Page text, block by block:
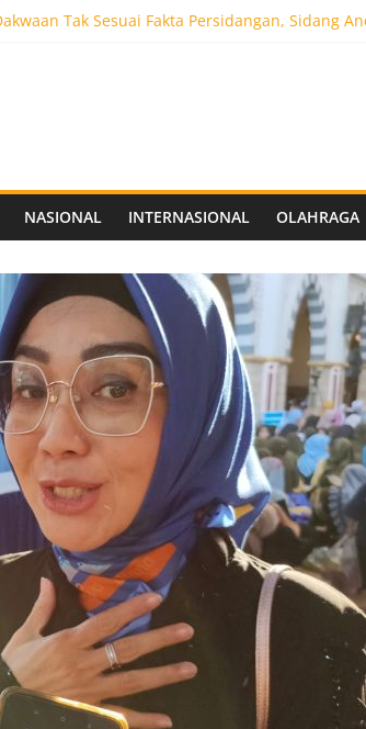
Tak Sesuai Fakta Persidangan, Sidang
Stadion Berkapasitas 10 Ribu Penonton,
UNAIR Mulai Perjuangan di Final OLIVIA XI
Jatim Matangkan Keamanan Website dan
NASIONAL INTERNASIONAL OLAHRAGA